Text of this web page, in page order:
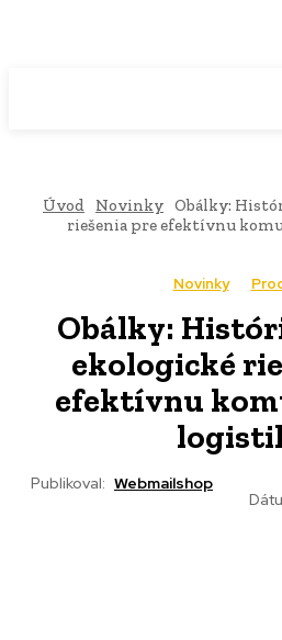
Úvod Novinky Obálky:
riešenia pre efektívnu
Novinky
Obálky:
ekologické
efektívnu
Publikoval: Webmailshop